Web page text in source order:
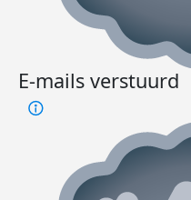
E-mails verstuurd